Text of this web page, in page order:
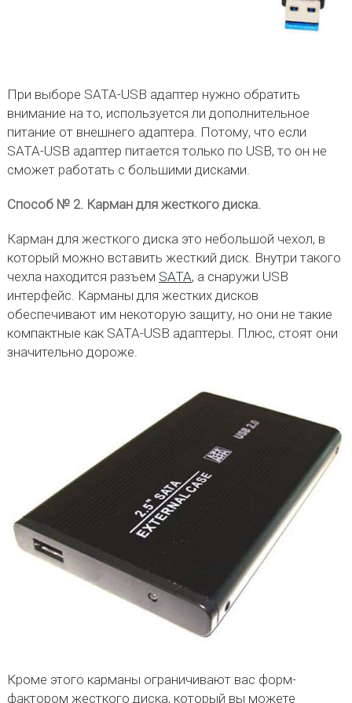
При выборе SATA-USB адаптер нужно обратить
внимание на то, используется ли дополнительное
питание от внешнего адаптера. Потому, что если
SATA-USB адаптер питается только по USB, то он не
сможет работать с большими дисками.
Способ № 2. Карман для жесткого диска.
Карман для жесткого диска это небольшой чехол, в
который можно вставить жесткий диск. Внутри такого
чехла находится разъем SATA, а снаружи USB
интерфейс. Карманы для жестких дисков
обеспечивают им некоторую защиту, но они не такие
компактные как SATA-USB адаптеры. Плюс, стоят они
значительно дороже.
Кроме этого карманы ограничивают вас форм-
фактором жесткого диска, который вы можете